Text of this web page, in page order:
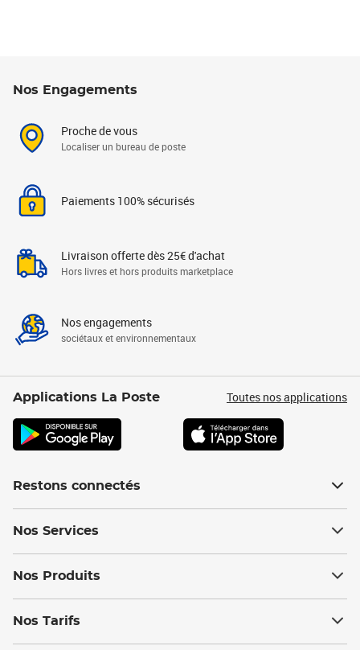
Nos Engagements
Proche de vous
Localiser un bureau de poste
Paiements 100% sécurisés
Livraison offerte dès 25€ d'achat
Hors livres et hors produits marketplace
Nos engagements
sociétaux et environnementaux
Applications La Poste Toutes nos applications
Restons connectés
Nos Services
Nos Produits
Nos Tarifs